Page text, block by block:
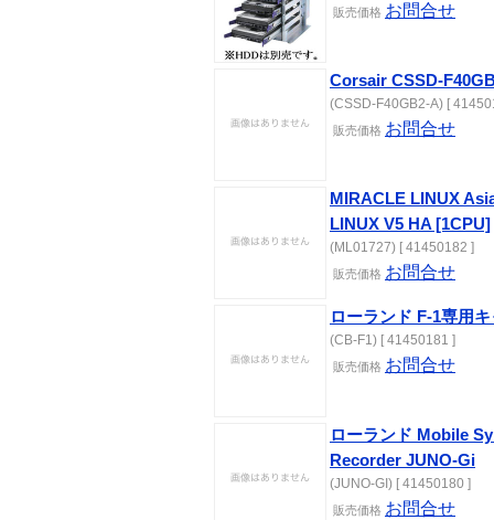
販売価格 お問合せ
Corsair CSSD-
(CSSD-F40GB2-A) [
販売価格 お問合せ
MIRACLE LINUX
LINUX V5 HA [1CPU]
(ML01727) [ 41450182 ]
販売価格 お問合せ
ローランド F-1専用
(CB-F1) [ 41450181 ]
販売価格 お問合せ
ローランド Mobile
Recorder JUNO-Gi
(JUNO-GI) [ 41450180 ]
販売価格 お問合せ